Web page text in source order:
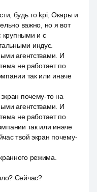
будь то kpi, Окары и
важно, но я вот
крупными и с
индус.
агентствами. И
не работает по
так или иначе
почему-то на
агентствами. И
не работает по
так или иначе
твой экран почему-
режима.
Сейчас?